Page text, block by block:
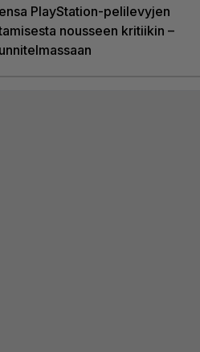
PlayStation-pelilevyjen
nousseen kritiikin –